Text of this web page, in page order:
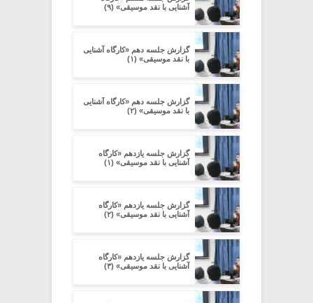
آشنایی با نقد موسیقی» (۹)
گزارش جلسه دهم «کارگاه آشنایی
با نقد موسیقی» (۱)
گزارش جلسه دهم «کارگاه آشنایی
با نقد موسیقی» (۲)
گزارش جلسه یازدهم «کارگاه
آشنایی با نقد موسیقی» (۱)
گزارش جلسه یازدهم «کارگاه
آشنایی با نقد موسیقی» (۲)
گزارش جلسه یازدهم «کارگاه
آشنایی با نقد موسیقی» (۳)